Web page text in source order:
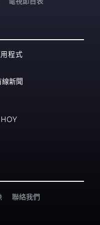
程式
線新聞
HOY
聯絡我們